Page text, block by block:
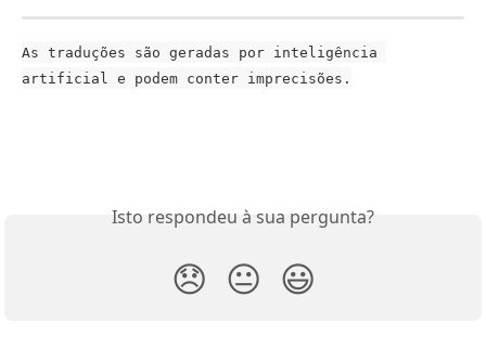
As traduções são geradas por inteligência
artificial e podem conter imprecisões.
Isto respondeu à sua pergunta?
😞 😐 😃